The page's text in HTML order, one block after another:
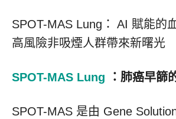
SPOT-MAS Lung： AI 賦能的
高風險非吸煙人群帶來新曙光
SPOT-MAS Lung ：肺癌早篩
SPOT-MAS 是由 Gene